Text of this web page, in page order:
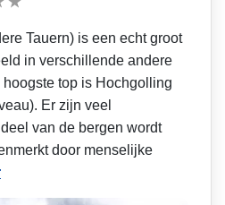
Tauern) is een echt groot
in verschillende andere
top is Hochgolling
Er zijn veel
van de bergen wordt
door menselijke